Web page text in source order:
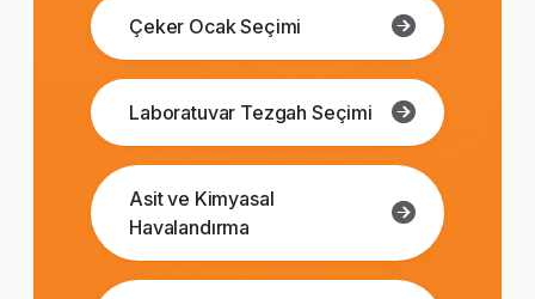
Çeker Ocak Seçimi
Laboratuvar Tezgah Seçimi
Asit ve Kimyasal
Havalandırma